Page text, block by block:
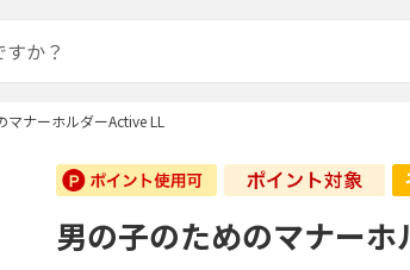
マナーホルダーActive LL
男の子のためのマナー